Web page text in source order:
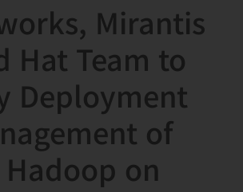
Mirantis
Hat Team to
Deployment
of
on